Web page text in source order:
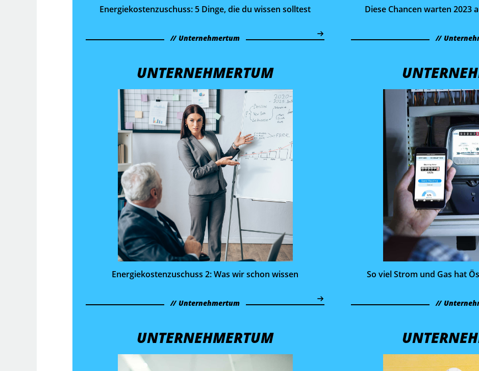
Energiekosten­zuschuss: 5 Dinge, die du wissen solltest
Unternehmertum
Diese Chancen warten 2023
UNTERNEHMERTUM
Energiekosten­zuschuss 2: Was wir schon wissen
Unternehmertum
So viel Strom und Gas hat
UNTERNEHMERTUM